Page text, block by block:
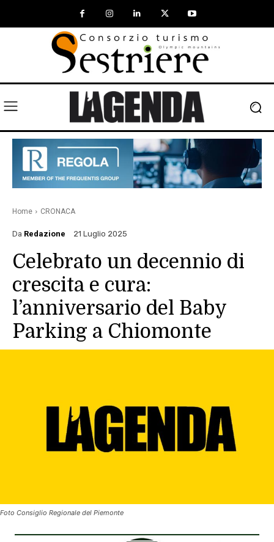
Home CRONACA
Da Redazione 21 Luglio 2025
Celebrato un decennio di
crescita e cura:
l’anniversario del Baby
Parking a Chiomonte
Foto Consiglio Regionale del Piemonte